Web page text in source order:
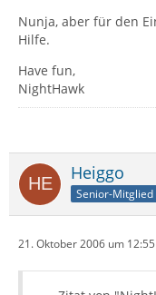
Nunja, aber für den
Hilfe.
Have fun,
NightHawk
Heiggo
Senior-Mitglied
21. Oktober 2006 um 12:55